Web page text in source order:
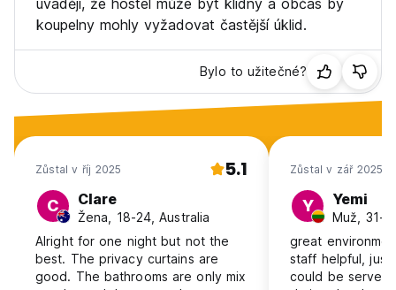
uvádějí, že hostel může být klidný a občas by
koupelny mohly vyžadovat častější úklid.
Bylo to užitečné?
Zůstal v říj 2025 5.1
C Clare
Žena, 18-24, Australia
Alright for one night but not the
best. The privacy curtains are
good. The bathrooms are only mix
Zůstal v zář 2025
Y Yemi
Muž, 31-
great
staff helpful,
could be served